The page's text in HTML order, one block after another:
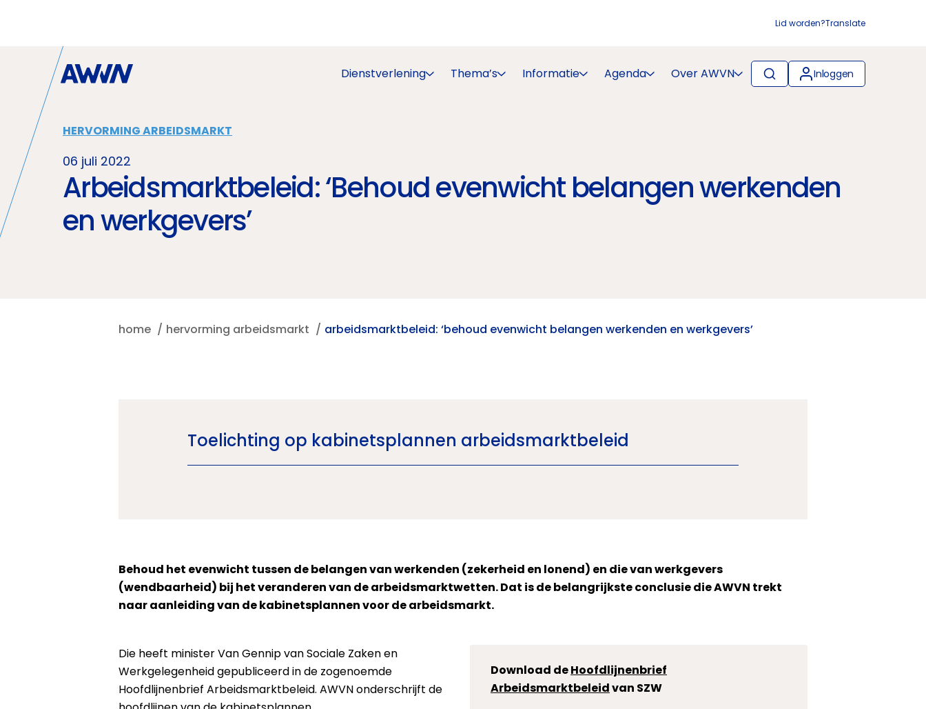
Lid worden?Translate
Dienstverlening Thema’s Informatie Agenda Over AWVN Inloggen
HERVORMING ARBEIDSMARKT
06 juli 2022
Arbeidsmarktbeleid: ‘Behoud evenwicht belangen werkenden
en werkgevers’
home hervorming arbeidsmarkt arbeidsmarktbeleid: ‘behoud evenwicht belangen werkenden en werkgevers’
Toelichting op kabinetsplannen arbeidsmarktbeleid
Behoud het evenwicht tussen de belangen van werkenden (zekerheid en lonend) en die van werkgevers
(wendbaarheid) bij het veranderen van de arbeidsmarktwetten. Dat is de belangrijkste conclusie die AWVN trekt
naar aanleiding van de kabinetsplannen voor de arbeidsmarkt.
Download deHoofdlijnenbrief
Arbeidsmarktbeleidvan SZW
Die heeft minister Van Gennip van Sociale Zaken en
Werkgelegenheid gepubliceerd in de zogenoemde
Hoofdlijnenbrief Arbeidsmarktbeleid. AWVN onderschrijft de